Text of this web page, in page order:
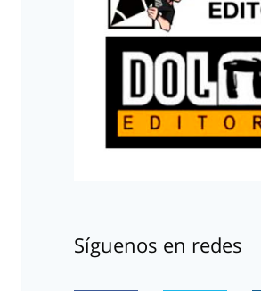
Síguenos en redes